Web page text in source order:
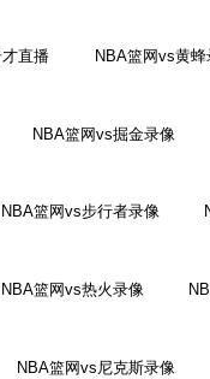
直播 NBA篮网vs黄蜂
NBA篮网vs掘金录像
NBA篮网vs步行者录像
NBA篮网vs热火录像
NBA篮网vs尼克斯录像